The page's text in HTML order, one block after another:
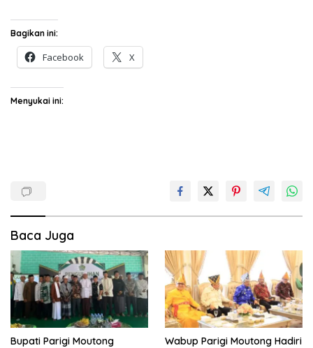
Bagikan ini:
Facebook X
Menyukai ini:
Baca Juga
Bupati Parigi Moutong
Wabup Parigi Moutong Hadiri